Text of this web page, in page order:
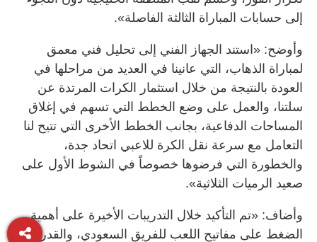
إلى حسابات المباراة الثالثة الفاصلة».
وأوضح: «استند الجهاز الفني إلى تحليل فني معمق
لمباراة الذهاب، التي عانينا في العديد من مراحلها في
العودة بالنتيجة من خلال استثمار الكرات المرتدة عن
سلتنا، والعمل على وضع الخطط التي تسهم في إغلاق
المساحات الدفاعية، بجانب الخطط الأخرى التي تتيح لنا
التعامل مع سرعة نقل الكرة للاعبي اتحاد جدة،
والخطورة التي فرضوها خصوصاً في الشوط الأول على
صعيد الرميات الثلاثية».
وأضاف: «تم التأكيد خلال التدريبات الأخيرة على أهمية
الضغط على مفاتيح اللعب للفريق السعودي، والقدرة